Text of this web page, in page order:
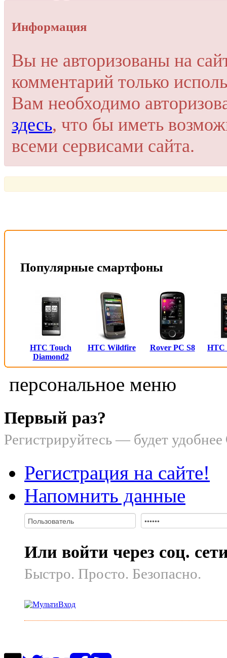
Информация
Вы не авторизованы на
комментарий только
Вам необходимо
здесь, что бы иметь
всеми сервисами сайта.
Популярные смартфоны
HTC Touch
Diamond2
HTC Wildfire Rover PC S8 HTC
персональное меню
Первый раз?
Регистрируйтесь — будет удобнее
Регистрация на сайте!
Напомнить данные
Или войти через соц.
Быстро. Просто. Безопасно.